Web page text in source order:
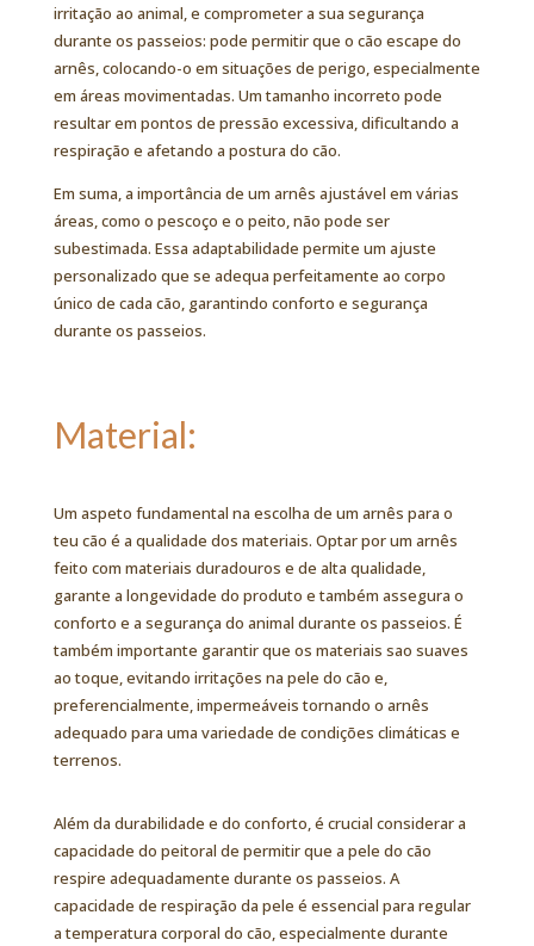
irritação ao animal, e comprometer a sua segurança
durante os passeios: pode permitir que o cão escape do
arnês, colocando-o em situações de perigo, especialmente
em áreas movimentadas. Um tamanho incorreto pode
resultar em pontos de pressão excessiva, dificultando a
respiração e afetando a postura do cão.
Em suma, a importância de um arnês ajustável em várias
áreas, como o pescoço e o peito, não pode ser
subestimada. Essa adaptabilidade permite um ajuste
personalizado que se adequa perfeitamente ao corpo
único de cada cão, garantindo conforto e segurança
durante os passeios.
Material:
Um aspeto fundamental na escolha de um arnês para o
teu cão é a qualidade dos materiais. Optar por um arnês
feito com materiais duradouros e de alta qualidade,
garante a longevidade do produto e também assegura o
conforto e a segurança do animal durante os passeios. É
também importante garantir que os materiais sao suaves
ao toque, evitando irritações na pele do cão e,
preferencialmente, impermeáveis tornando o arnês
adequado para uma variedade de condições climáticas e
terrenos.
Além da durabilidade e do conforto, é crucial considerar a
capacidade do peitoral de permitir que a pele do cão
respire adequadamente durante os passeios. A
capacidade de respiração da pele é essencial para regular
a temperatura corporal do cão, especialmente durante